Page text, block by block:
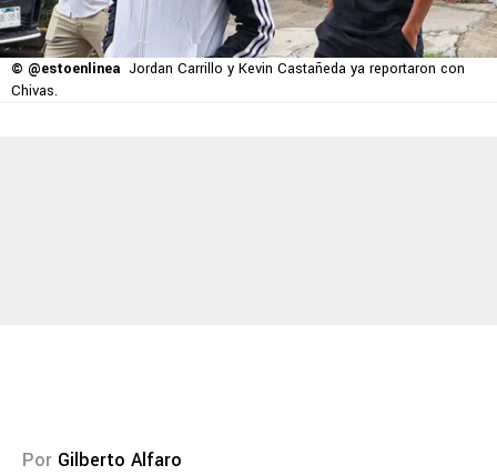
© @estoenlinea Jordan Carrillo y Kevin Castañeda ya reportaron con
Chivas.
Por Gilberto Alfaro